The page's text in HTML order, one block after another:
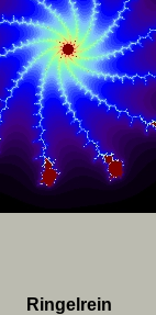
Ringelrein